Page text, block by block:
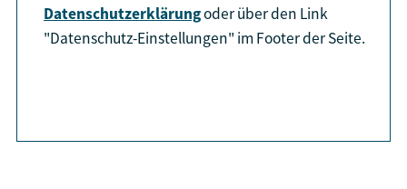
Datenschutzerklärungoder über den Link
"Datenschutz-Einstellungen" im Footer der Seite.